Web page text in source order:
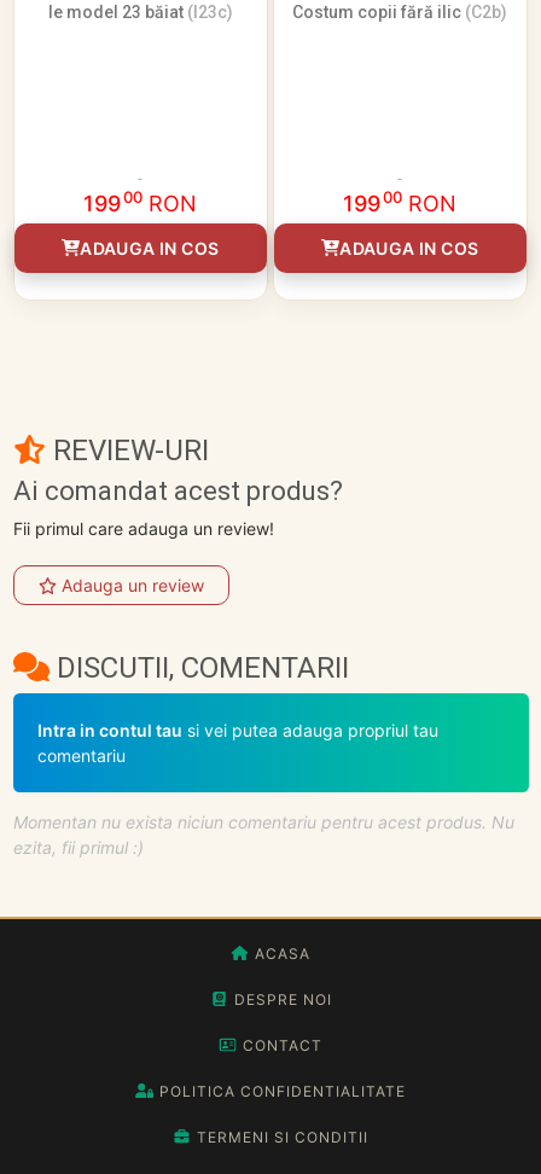
Ie model 23 băiat (I23c)
19900 RON
ADAUGA IN COS
Costum copii fără ilic (C2b)
19900 RON
ADAUGA IN COS
REVIEW-URI
Ai comandat acest produs?
Fii primul care adauga un review!
Adauga un review
DISCUTII, COMENTARII
Intra in contul tau si vei putea adauga propriul tau
comentariu
Momentan nu exista niciun comentariu pentru acest produs. Nu
ezita, fii primul :)
ACASA
DESPRE NOI
CONTACT
POLITICA CONFIDENTIALITATE
TERMENI SI CONDITII